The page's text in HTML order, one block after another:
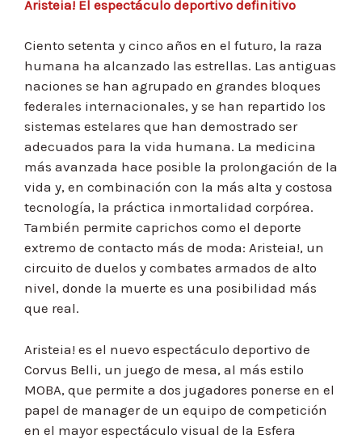
Aristeia! El espectáculo deportivo definitivo
Ciento setenta y cinco años en el futuro, la raza
humana ha alcanzado las estrellas. Las antiguas
naciones se han agrupado en grandes bloques
federales internacionales, y se han repartido los
sistemas estelares que han demostrado ser
adecuados para la vida humana. La medicina
más avanzada hace posible la prolongación de la
vida y, en combinación con la más alta y costosa
tecnología, la práctica inmortalidad corpórea.
También permite caprichos como el deporte
extremo de contacto más de moda: Aristeia!, un
circuito de duelos y combates armados de alto
nivel, donde la muerte es una posibilidad más
que real.
Aristeia! es el nuevo espectáculo deportivo de
Corvus Belli, un juego de mesa, al más estilo
MOBA, que permite a dos jugadores ponerse en el
papel de manager de un equipo de competición
en el mayor espectáculo visual de la Esfera